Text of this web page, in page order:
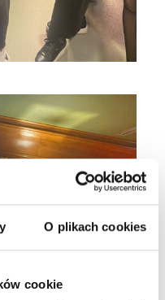
O plikach cookies
cookie